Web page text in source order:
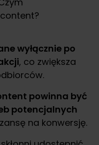
wyłącznie po
, co zwiększa
powinna być
potencjalnych
na konwersję.